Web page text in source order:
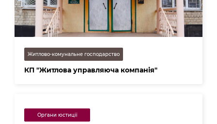
Житлово-комунальне господарство
КП "Житлова управляюча компанія"
Органи юстиції